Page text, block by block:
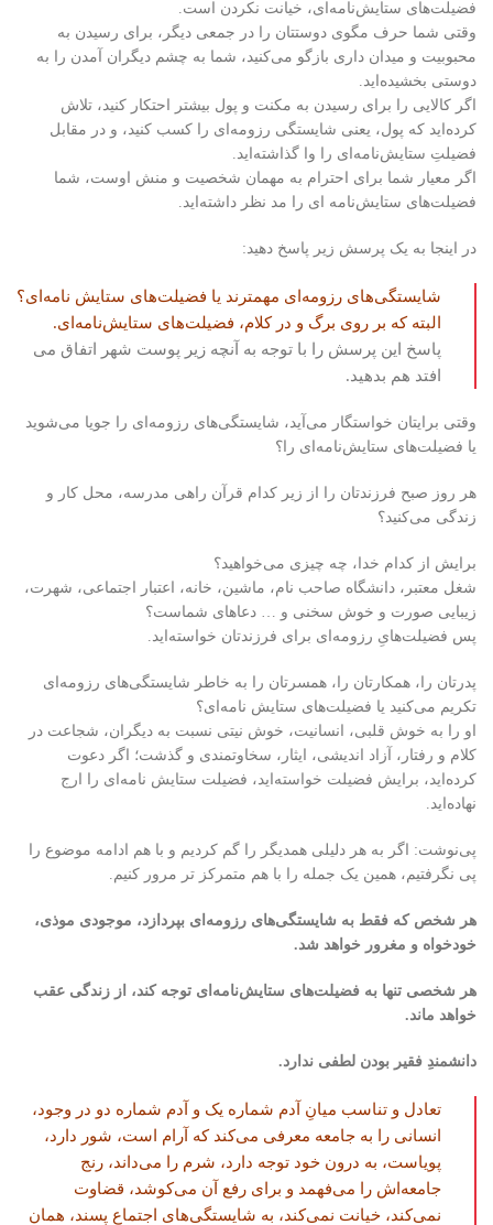
فضیلت‌های ستایش‌نامه‌ای، خیانت نکردن است.
وقتی شما حرف مگوی دوستتان را در جمعی دیگر، برای رسیدن به
محبوبیت و میدان داری بازگو می‌کنید، شما به چشم دیگران آمدن را به
دوستی بخشیده‌اید.
اگر کالایی را برای رسیدن به مکنت و پول بیشتر احتکار کنید، تلاش
کرده‌اید که پول، یعنی شایستگی رزومه‌ای را کسب کنید، و در مقابل
فضیلتِ ستایش‌نامه‌ای را وا گذاشته‌اید.
اگر معیار شما برای احترام به مهمان شخصیت و منش اوست، شما
فضیلت‌های ستایش‌نامه ای را مد نظر داشته‌اید.
در اینجا به یک پرسش زیر پاسخ دهید:
شایستگی‌های رزومه‌ای مهمترند یا فضیلت‌های ستایش نامه‌ای؟
البته که بر روی برگ و در کلام، فضیلت‌های ستایش‌نامه‌ای.
پاسخ این پرسش را با توجه به آنچه زیر پوست شهر اتفاق می
افتد هم بدهید.
وقتی برایتان خواستگار می‌آید، شایستگی‌های رزومه‌ای را جویا می‌شوید
یا فضیلت‌های ستایش‌نامه‌ای را؟
هر روز صبح فرزندتان را از زیر کدام قرآن راهی مدرسه، محل کار و
زندگی می‌کنید؟
برایش از کدام خدا، چه چیزی می‌خواهید؟
شغل معتبر، دانشگاه صاحب نام، ماشین، خانه، اعتبار اجتماعی، شهرت،
زیبایی صورت و خوش سخنی و … دعاهای شماست؟
پس فضیلت‌هایِ رزومه‌ای برای فرزندتان خواسته‌اید.
پدرتان را، همکارتان را، همسرتان را به خاطر شایستگی‌های رزومه‌ای
تکریم می‌کنید یا فضیلت‌های ستایش نامه‌ای؟
او را به خوش قلبی، انسانیت، خوش نیتی نسبت به دیگران، شجاعت در
کلام و رفتار، آزاد اندیشی، ایثار، سخاوتمندی و گذشت؛ اگر دعوت
کرده‌اید، برایش فضیلت خواسته‌اید، فضیلت ستایش نامه‌ای را ارج
نهاده‌اید.
پی‌نوشت: اگر به هر دلیلی همدیگر را گم کردیم و با هم ادامه موضوع را
پی نگرفتیم، همین یک جمله را با هم متمرکز‌ تر مرور کنیم.
هر شخص که فقط به شایستگی‌های رزومه‌ای بپردازد، موجودی موذی،
خودخواه و مغرور خواهد شد.
هر شخصی تنها به فضیلت‌های ستایش‌نامه‌ای توجه کند، از زندگی عقب
خواهد ماند.
دانشمندِ فقیر بودن لطفی ندارد.
تعادل و تناسب میانِ آدم شماره یک و آدم شماره دو در وجود،
انسانی را به جامعه معرفی می‌کند که آرام است، شور دارد،
پویاست، به درون خود توجه دارد، شرم را می‌داند، رنج
جامعه‌اش را می‌فهمد و برای رفع آن می‌کوشد، قضاوت
نمی‌کند، خیانت نمی‌کند، به شایستگی‌های اجتماع پسند، همان